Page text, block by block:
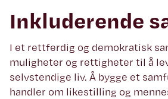
Inkluderende
I et rettferdig og demokratisk
muligheter og rettigheter til å
selvstendige liv. Å bygge et
handler om likestilling og